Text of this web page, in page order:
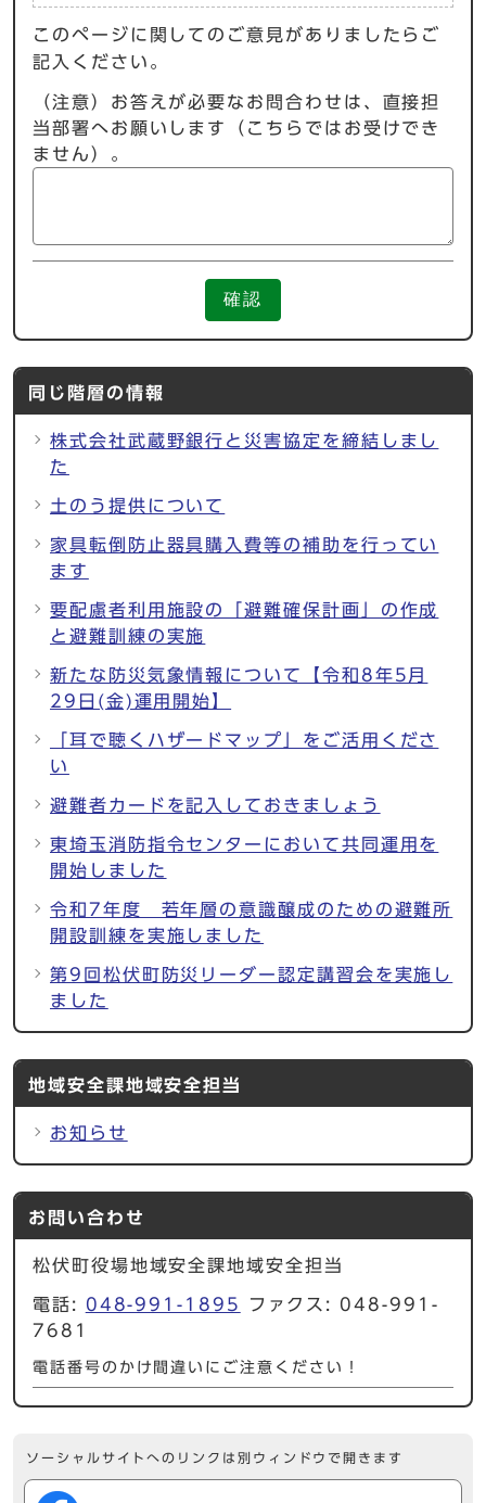
このページに関してのご意見がありましたらご
記入ください。
（注意）お答えが必要なお問合わせは、直接担
当部署へお願いします（こちらではお受けでき
ません）。
確認
同じ階層の情報
株式会社武蔵野銀行と災害協定を締結しまし
た
土のう提供について
家具転倒防止器具購入費等の補助を行ってい
ます
要配慮者利用施設の「避難確保計画」の作成
と避難訓練の実施
新たな防災気象情報について【令和8年5月
29日(金)運用開始】
「耳で聴くハザードマップ」をご活用くださ
い
避難者カードを記入しておきましょう
東埼玉消防指令センターにおいて共同運用を
開始しました
令和7年度 若年層の意識醸成のための避難所
開設訓練を実施しました
第9回松伏町防災リーダー認定講習会を実施し
ました
地域安全課地域安全担当
お知らせ
お問い合わせ
松伏町役場地域安全課地域安全担当
電話: 048-991-1895
ファクス: 048-991-
7681
電話番号のかけ間違いにご注意ください！
ソーシャルサイトへのリンクは別ウィンドウで開きます